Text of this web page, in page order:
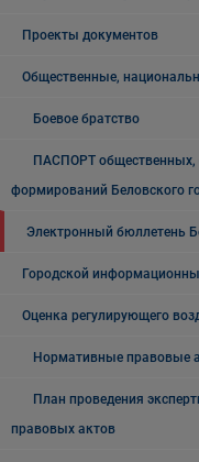
Проекты документов
Общественные,
Боевое братство
ПАСПОРТ общественных,
формирований Беловского
Электронный бюллетень
Городской
Оценка регулирующего
Нормативные правовые
План проведения
правовых актов